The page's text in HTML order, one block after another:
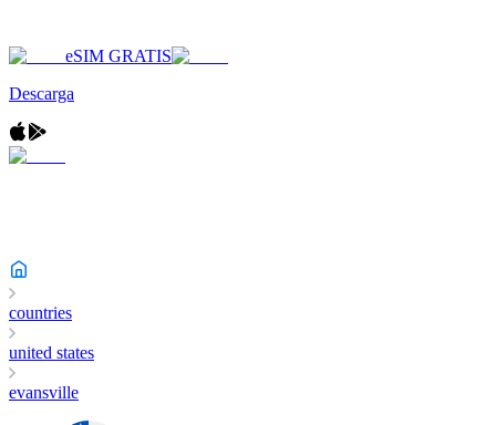
eSIM GRATIS
Descarga
countries
united states
evansville